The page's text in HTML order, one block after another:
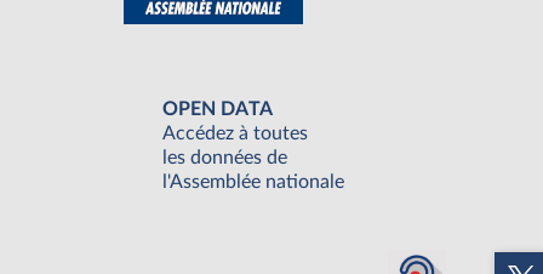
OPEN DATA
Accédez à toutes
les données de
l'Assemblée nationale